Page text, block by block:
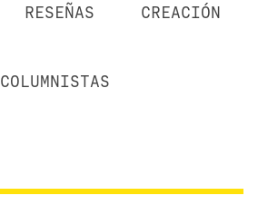
RESEÑAS CREACIÓN
COLUMNISTAS